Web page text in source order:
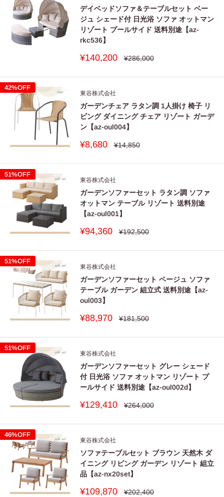
デイベッドソファ＆テーブルセット ベー
ジュ シェード付 日光浴 ソファ オットマン
リゾート プールサイド 送料別途【az-
rkc536】
販
価
¥140,200
通
格
¥286,000
42%OFF
東谷株式会社
ガーデンチェア ラタン調 1人掛け 椅子 リ
ビング ダイニング チェア リゾート ガーデ
ン【az-oul004】
販
価
¥8,680
通
格
¥14,850
51%OFF
東谷株式会社
ガーデンソファーセット ラタン調 ソファ
オットマン テーブル リゾート 送料別途
【az-oul001】
販
価
¥94,360
通
格
¥192,500
51%OFF
東谷株式会社
ガーデンソファーセット ベージュ ソファ
テーブル ガーデン 組立式 送料別途【az-
oul003】
販
価
¥88,970
通
格
¥181,500
51%OFF
東谷株式会社
ガーデンソファーセット グレー シェード
付 日光浴 ソファ オットマン リゾート プ
ールサイド 送料別途【az-oul002d】
販
価
¥129,410
通
格
¥264,000
46%OFF
東谷株式会社
ソファテーブルセット ブラウン 天然木 ダ
イニング リビング ガーデン リゾート 組立
品【az-nx20set】
販
¥109,870
通
¥202,400